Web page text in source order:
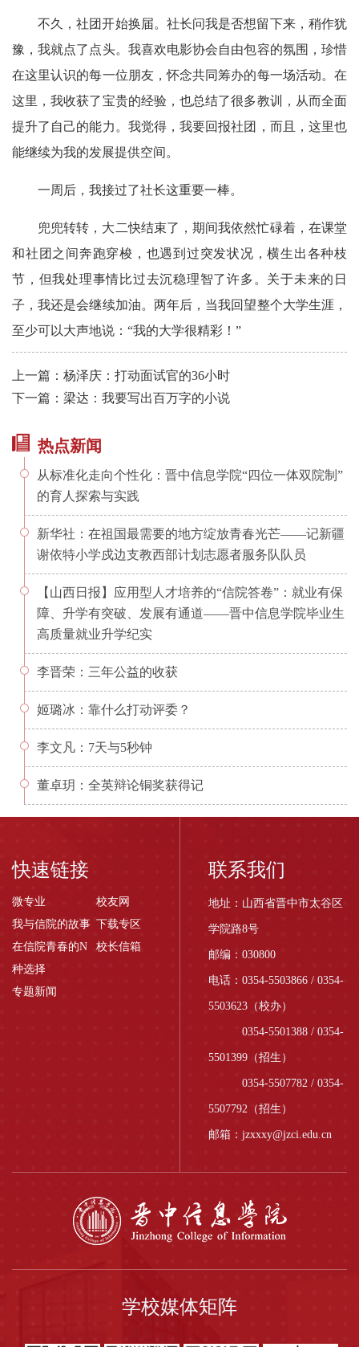
不久，社团开始换届。社长问我是否想留下来，稍作犹
豫，我就点了点头。我喜欢电影协会自由包容的氛围，珍惜
在这里认识的每一位朋友，怀念共同筹办的每一场活动。在
这里，我收获了宝贵的经验，也总结了很多教训，从而全面
提升了自己的能力。我觉得，我要回报社团，而且，这里也
能继续为我的发展提供空间。
一周后，我接过了社长这重要一棒。
兜兜转转，大二快结束了，期间我依然忙碌着，在课堂
和社团之间奔跑穿梭，也遇到过突发状况，横生出各种枝
节，但我处理事情比过去沉稳理智了许多。关于未来的日
子，我还是会继续加油。两年后，当我回望整个大学生涯，
至少可以大声地说：“我的大学很精彩！”
上一篇：杨泽庆：打动面试官的36小时
下一篇：梁达：我要写出百万字的小说
热点新闻
从标准化走向个性化：晋中信息学院“四位一体双院制”
的育人探索与实践
新华社：在祖国最需要的地方绽放青春光芒——记新疆
谢依特小学戍边支教西部计划志愿者服务队队员
【山西日报】应用型人才培养的“信院答卷”：就业有保
障、升学有突破、发展有通道——晋中信息学院毕业生
高质量就业升学纪实
李晋荣：三年公益的收获
姬璐冰：靠什么打动评委？
李文凡：7天与5秒钟
董卓玥：全英辩论铜奖获得记
快速链接
微专业
校友网
我与信院的故事 下载专区
在信院青春的N
种选择
校长信箱
专题新闻
联系我们
地址：山西省晋中市太谷区
学院路8号
邮编：030800
电话：0354-5503866 / 0354-
5503623（校办）
0354-5501388 / 0354-
5501399（招生）
0354-5507782 / 0354-
5507792（招生）
邮箱：jzxxxy@jzci.edu.cn
学校媒体矩阵